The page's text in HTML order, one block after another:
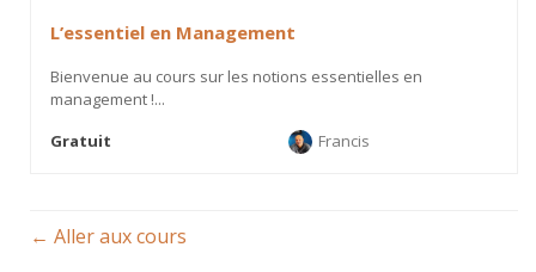
L’essentiel en Management
Bienvenue au cours sur les notions essentielles en
management !...
Gratuit
Francis
Aller aux cours